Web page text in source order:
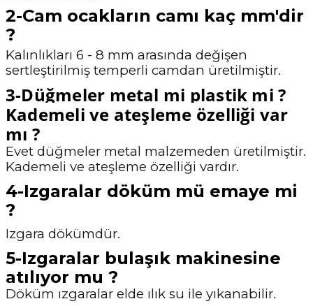
2-Cam ocakların camı kaç mm'dir
?
Kalınlıkları 6 - 8 mm arasında değişen
sertleştirilmiş temperli camdan üretilmiştir.
3-Düğmeler metal mi plastik mi ?
Kademeli ve ateşleme özelliği var
mı ?
Evet düğmeler metal malzemeden üretilmiştir.
Kademeli ve ateşleme özelliği vardır.
4-Izgaralar döküm mü emaye mi
?
Izgara dökümdür.
5-Izgaralar bulaşık makinesine
atılıyor mu ?
Döküm ızgaralar elde ılık su ile yıkanabilir.